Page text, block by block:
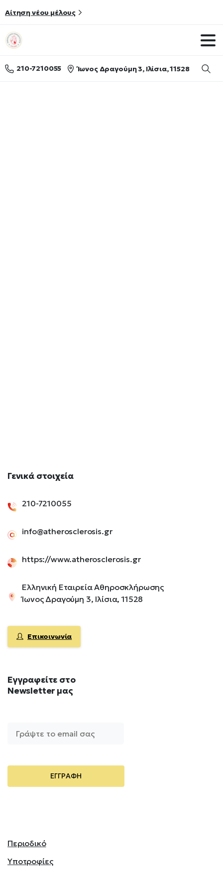
Αίτηση νέου μέλους
210-7210055 Ίωνος Δραγούμη 3, Ιλίσια, 11528
Γενικά στοιχεία
210-7210055
info@atherosclerosis.gr
https://www.atherosclerosis.gr
Ελληνική Εταιρεία Αθηροσκλήρωσης
Ίωνος Δραγούμη 3, Ιλίσια, 11528
Επικοινωνία
Εγγραφείτε στο
Newsletter μας
Περιοδικό
Υποτροφίες